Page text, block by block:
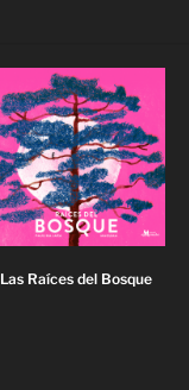
Las Raíces del Bosque